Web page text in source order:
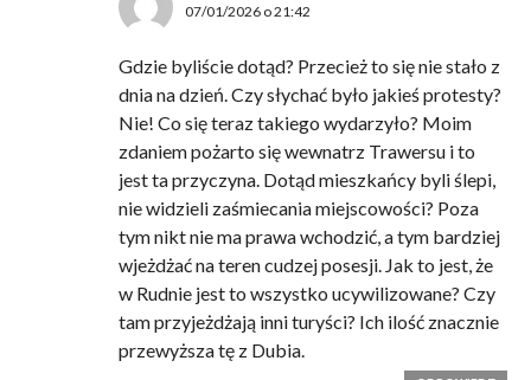
07/01/2026 o 21:42
Gdzie byliście dotąd? Przecież to się nie stało z
dnia na dzień. Czy słychać było jakieś protesty?
Nie! Co się teraz takiego wydarzyło? Moim
zdaniem pożarto się wewnatrz Trawersu i to
jest ta przyczyna. Dotąd mieszkańcy byli ślepi,
nie widzieli zaśmiecania miejscowości? Poza
tym nikt nie ma prawa wchodzić, a tym bardziej
wjeżdżać na teren cudzej posesji. Jak to jest, że
w Rudnie jest to wszystko ucywilizowane? Czy
tam przyjeżdżają inni turyści? Ich ilość znacznie
przewyższa tę z Dubia.